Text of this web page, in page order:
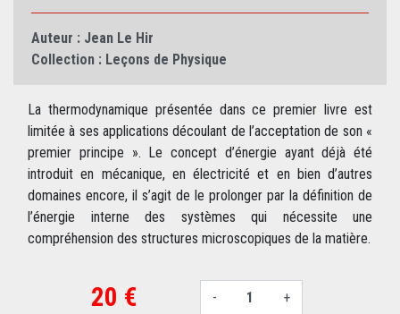
Auteur : Jean Le Hir
Collection : Leçons de Physique
La thermodynamique présentée dans ce premier livre est
limitée à ses applications découlant de l’acceptation de son «
premier principe ». Le concept d’énergie ayant déjà été
introduit en mécanique, en électricité et en bien d’autres
domaines encore, il s’agit de le prolonger par la définition de
l’énergie interne des systèmes qui nécessite une
compréhension des structures microscopiques de la matière.
20 € - +